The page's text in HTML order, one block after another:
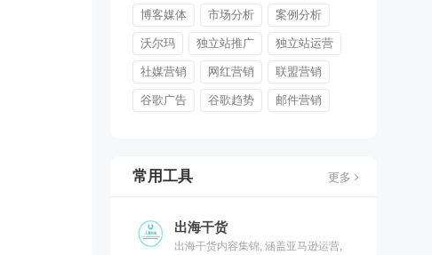
博客媒体 市场分析 案例分析
沃尔玛 独立站推广 独立站运营
社媒营销 网红营销 联盟营销
谷歌广告 谷歌趋势 邮件营销
常用工具 更多
出海干货
出海干货内容集锦, 涵盖亚马逊运营,